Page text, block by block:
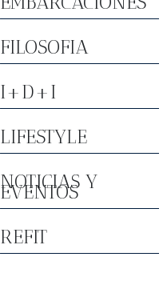
FILOSOFIA
I+D+I
LIFESTYLE
NOTICIAS Y
EVENTOS
REFIT